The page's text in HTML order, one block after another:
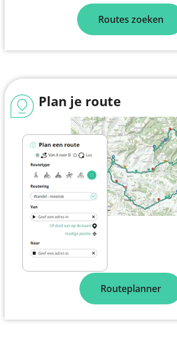
Routes zoeken
Plan je route
Routeplanner